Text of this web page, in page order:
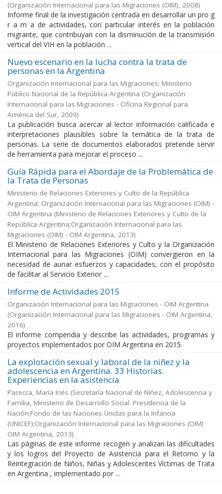
(Organización Internacional para las Migraciones (OIM), 2008)
Informe final de la investigación centrada en desarrollar un pro g
r a m a de actividades, con particular interés en la población
migrante, que contribuyan con la disminución de la transmisión
vertical del VIH en la población ...
Nuevo escenario en la lucha contra la trata de
personas en la Argentina
Organización Internacional para las Migraciones; Ministerio
Público Nacional de la República Argentina (Organización
Internacional para las Migraciones - Oficina Regional para
América del Sur, 2009)
La publicación busca acercar al lector información calificada e
interpretaciones plausibles sobre la temática de la trata de
personas. La serie de documentos elaborados pretende servir
de herramienta para mejorar el proceso ...
Guía Rápida para el Abordaje de la Problemática de
la Trata de Personas
Ministerio de Relaciones Exteriores y Culto de la República
Argentina; Organización Internacional para las Migraciones (OIM) -
OIM Argentina (Ministerio de Relaciones Exteriores y Culto de la
República Argentina;Organización Internacional para las
Migraciones (OIM) - OIM Argentina, 2013)
El Ministerio de Relaciones Exteriores y Culto y la Organización
Internacional para las Migraciones (OIM) convergieron en la
necesidad de aunar esfuerzos y capacidades, con el propósito
de facilitar al Servicio Exterior ...
Informe de Actividades 2015
Organización Internacional para las Migraciones - OIM Argentina
(Organización Internacional para las Migraciones - OIM Argentina,
2016)
El informe compendia y describe las actividades, programas y
proyectos implementados por OIM Argentina en 2015.
La explotación sexual y laboral de la niñez y la
adolescencia en Argentina. 33 Historias.
Experiencias en la asistencia
Pacecca, María Inés (Secretaría Nacional de Niñez, Adolescencia y
Familia, Ministerio de Desarrollo Social. Presidencia de la
Nación;Fondo de las Naciones Unidas para la Infancia
(UNICEF);Organización Internacional para las Migraciones (OIM)
OIM Argentina, 2013)
Las páginas de este informe recogen y analizan las dificultades
y los logros del Proyecto de Asistencia para el Retorno y la
Reintegración de Niños, Niñas y Adolescentes Víctimas de Trata
en Argentina , implementado por ...